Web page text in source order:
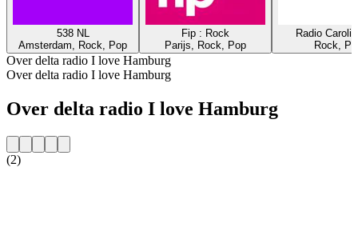
538 NL
Amsterdam, Rock, Pop
Fip : Rock
Parijs, Rock, Pop
Radio
Rock,
Over delta radio I love Hamburg
Over delta radio I love Hamburg
Over delta radio I love Hamburg
(2)